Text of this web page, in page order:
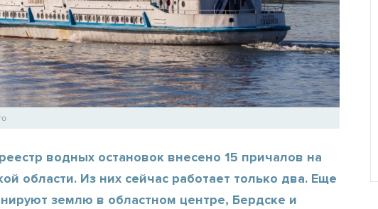
водных остановок внесено 15 причалов на
области. Из них сейчас работает только два. Еще
землю в областном центре, Бердске и